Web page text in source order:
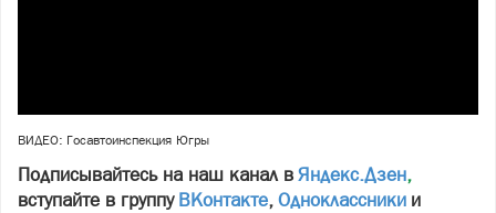
ВИДЕО: Госавтоинспекция Югры
Подписывайтесь на наш канал в Яндекс.Дзен,
вступайте в группу ВКонтакте, Одноклассники и